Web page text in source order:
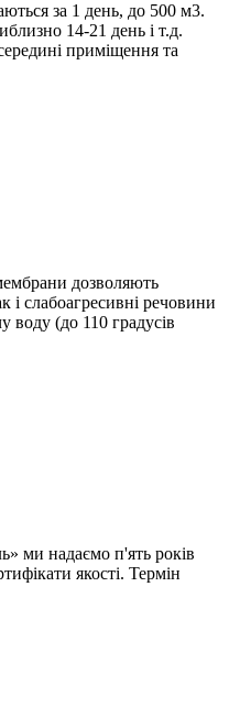
за 1 день, до 500 м3.
14-21 день і т.д.
приміщення та
дозволяють
і слабоагресивні речовини
воду (до 110 градусів
ми надаємо п'ять років
якості. Термін